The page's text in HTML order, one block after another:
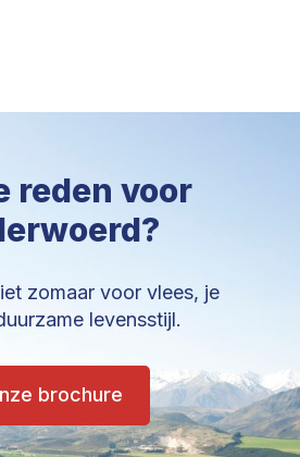
reden voor
zomaar voor vlees, je
levensstijl.
brochure